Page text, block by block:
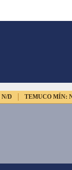
N/D TEMUCO MÍN: